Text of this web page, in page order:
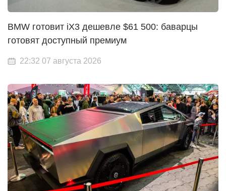
BMW готовит iX3 дешевле $61 500: баварцы
готовят доступный премиум
22:32 07 августа 2026